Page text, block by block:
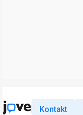
Kontakt